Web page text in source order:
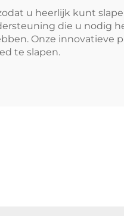
u heerlijk kunt
die u nodig
Onze innovatieve
te slapen.